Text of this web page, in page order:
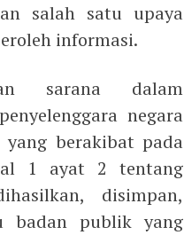
salah satu upaya
informasi.
sarana dalam
negara
berakibat pada
1 ayat 2 tentang
disimpan,
badan publik yang